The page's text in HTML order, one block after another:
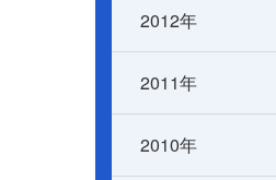
2012年
2011年
2010年